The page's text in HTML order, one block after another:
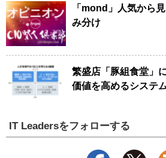
「mond」人気から
み分け
繁盛店「豚組食堂」
価値を高めるシステ
IT Leadersをフォローする